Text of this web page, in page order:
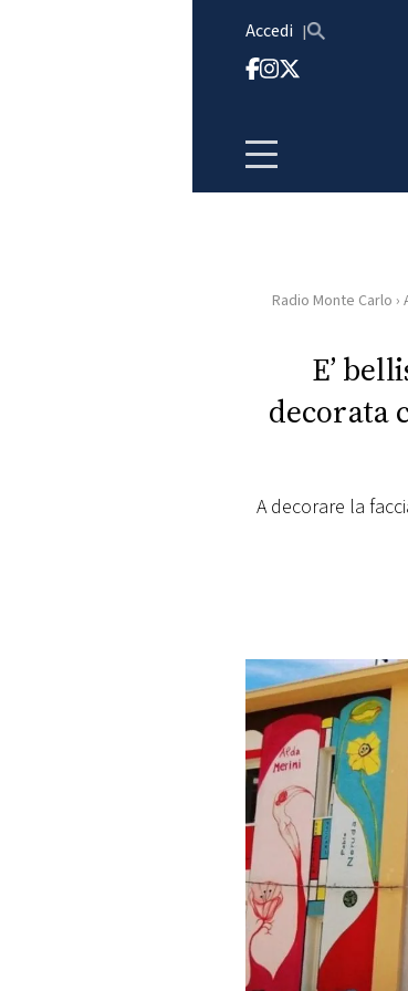
Accedi
HOME
FOTO
CONCORSI
EVENTI
VIDEO
TV
PRINCIPATO
Radio Monte Carlo ›
E’
decorata
A decorare la